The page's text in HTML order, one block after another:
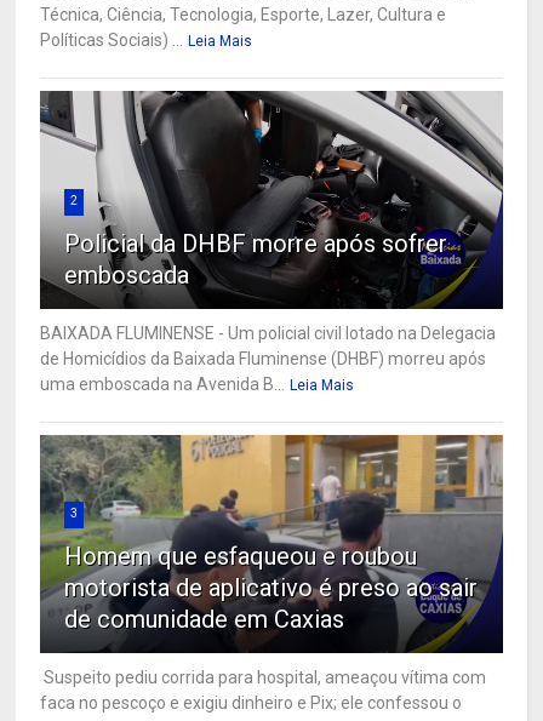
Técnica, Ciência, Tecnologia, Esporte, Lazer, Cultura e
Políticas Sociais) ...
Leia Mais
2
Policial da DHBF morre após sofrer
emboscada
BAIXADA FLUMINENSE - Um policial civil lotado na Delegacia
de Homicídios da Baixada Fluminense (DHBF) morreu após
uma emboscada na Avenida B...
Leia Mais
3
Homem que esfaqueou e roubou
motorista de aplicativo é preso ao sair
de comunidade em Caxias
Suspeito pediu corrida para hospital, ameaçou vítima com
faca no pescoço e exigiu dinheiro e Pix; ele confessou o